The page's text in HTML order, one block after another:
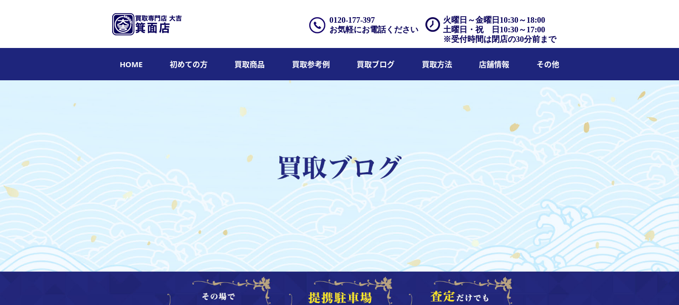
火曜日～金曜日10:30～18:00
土曜日・祝 日10:30～17:00
※受付時間は閉店の30分前まで
0120-177-397
お気軽にお電話ください
HOME 初めての方 買取商品 買取参考例 買取ブログ 買取方法 店舗情報 その他